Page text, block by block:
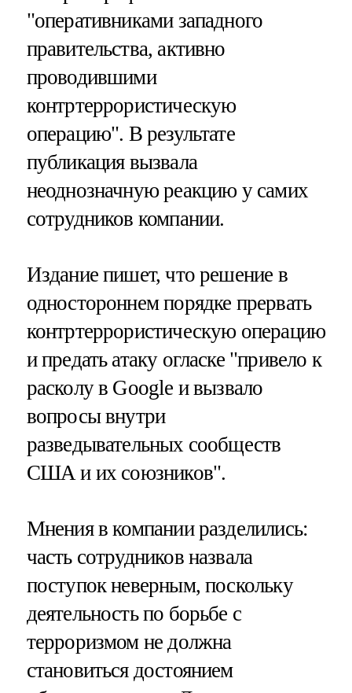
"оперативниками западного
правительства, активно
проводившими
контртеррористическую
операцию". В результате
публикация вызвала
неоднозначную реакцию у самих
сотрудников компании.
Издание пишет, что решение в
одностороннем порядке прервать
контртеррористическую операцию
и предать атаку огласке "привело к
расколу в Google и вызвало
вопросы внутри
разведывательных сообществ
США и их союзников".
Мнения в компании разделились:
часть сотрудников назвала
поступок неверным, поскольку
деятельность по борьбе с
терроризмом не должна
становиться достоянием